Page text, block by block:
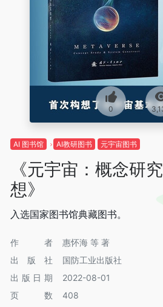
0
AI 图书馆 AI教研图书 元宇宙图书
《元宇宙：概念研
想》
入选国家图书馆典藏图书。
作者
惠怀海 等 著
出版社
国防工业出版社
出版日期
2022-08-01
页数
408